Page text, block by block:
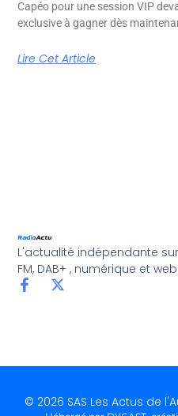
Capéo pour une session VIP
exclusive à gagner dès
Lire Cet Article
L'actualité indépendante
FM, DAB+ , numérique et
© 2026 SAS Les Actus de